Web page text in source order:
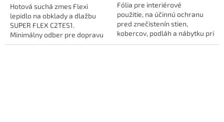
Hotová suchá zmes Flexi
lepidlo na obklady a dlažbu
SUPER FLEX C2TES1.
Minimálny odber pre dopravu
je 10 vriec. Možnosť...
Fólia pre interiérové
použitie, na účinnú ochranu
pred znečistenín stien,
kobercov, podláh a nábytku pri
maľovaní bytu, či iných...